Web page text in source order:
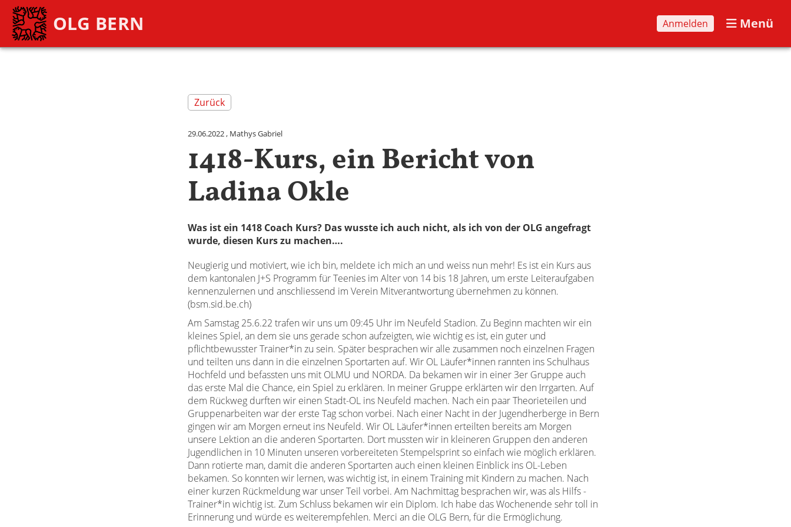
OLG BERN Anmelden Menü
Zurück
29.06.2022, Mathys Gabriel
1418-Kurs, ein Bericht von
Ladina Okle
Was ist ein 1418 Coach Kurs? Das wusste ich auch nicht, als ich von der OLG angefragt
wurde, diesen Kurs zu machen….
Neugierig und motiviert, wie ich bin, meldete ich mich an und weiss nun mehr! Es ist ein Kurs aus
dem kantonalen J+S Programm für Teenies im Alter von 14 bis 18 Jahren, um erste Leiteraufgaben
kennenzulernen und anschliessend im Verein Mitverantwortung übernehmen zu können.
(bsm.sid.be.ch)
Am Samstag 25.6.22 trafen wir uns um 09:45 Uhr im Neufeld Stadion. Zu Beginn machten wir ein
kleines Spiel, an dem sie uns gerade schon aufzeigten, wie wichtig es ist, ein guter und
pflichtbewusster Trainer*in zu sein. Später besprachen wir alle zusammen noch einzelnen Fragen
und teilten uns dann in die einzelnen Sportarten auf. Wir OL Läufer*innen rannten ins Schulhaus
Hochfeld und befassten uns mit OLMU und NORDA. Da bekamen wir in einer 3er Gruppe auch
das erste Mal die Chance, ein Spiel zu erklären. In meiner Gruppe erklärten wir den Irrgarten. Auf
dem Rückweg durften wir einen Stadt-OL ins Neufeld machen. Nach ein paar Theorieteilen und
Gruppenarbeiten war der erste Tag schon vorbei. Nach einer Nacht in der Jugendherberge in Bern
gingen wir am Morgen erneut ins Neufeld. Wir OL Läufer*innen erteilten bereits am Morgen
unsere Lektion an die anderen Sportarten. Dort mussten wir in kleineren Gruppen den anderen
Jugendlichen in 10 Minuten unseren vorbereiteten Stempelsprint so einfach wie möglich erklären.
Dann rotierte man, damit die anderen Sportarten auch einen kleinen Einblick ins OL-Leben
bekamen. So konnten wir lernen, was wichtig ist, in einem Training mit Kindern zu machen. Nach
einer kurzen Rückmeldung war unser Teil vorbei. Am Nachmittag besprachen wir, was als Hilfs -
Trainer*in wichtig ist. Zum Schluss bekamen wir ein Diplom. Ich habe das Wochenende sehr toll in
Erinnerung und würde es weiterempfehlen. Merci an die OLG Bern, für die Ermöglichung.